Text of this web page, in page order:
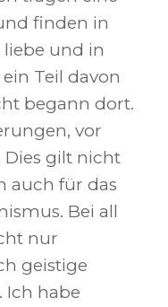
finden in
und in
Teil davon
begann dort.
vor
Dies gilt nicht
auch für das
Bei all
nur
geistige
Ich habe